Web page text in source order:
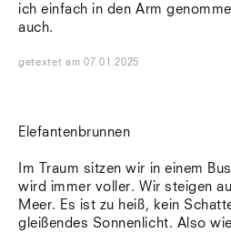
ich einfach in den Arm
auch.
getextet am07.01.2025
Elefantenbrunnen
Im Traum sitzen wir in einem
wird immer voller. Wir steigen
Meer. Es ist zu heiß, kein
gleißendes Sonnenlicht. Also